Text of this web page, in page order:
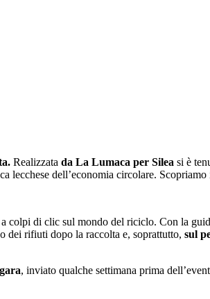
Realizzata da La Lumaca per Silea si è
lecchese dell’economia circolare. Scopriamo
colpi di clic sul mondo del riciclo. Con la
dei rifiuti dopo la raccolta e, soprattutto, sul
, inviato qualche settimana prima